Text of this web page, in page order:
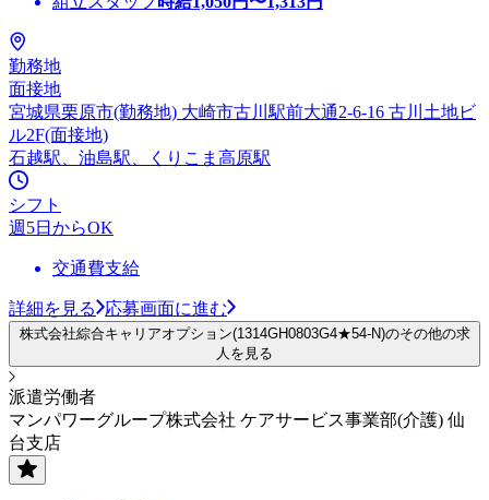
勤務地
面接地
宮城県栗原市(勤務地) 大崎市古川駅前大通2-6-16 古川土地ビ
ル2F(面接地)
石越駅、油島駅、くりこま高原駅
シフト
週5日からOK
交通費支給
詳細を見る 応募画面に進む
株式会社綜合キャリアオプション(1314GH0803G4★54-N)のその他の求
人を見る
派遣労働者
マンパワーグループ株式会社 ケアサービス事業部(介護) 仙
台支店